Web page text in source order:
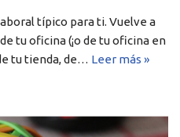
típico para ti. Vuelve a
tu oficina (¡o de tu oficina en
tu tienda, de… Leer más »